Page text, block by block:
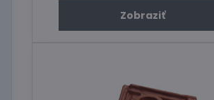
Zobraziť